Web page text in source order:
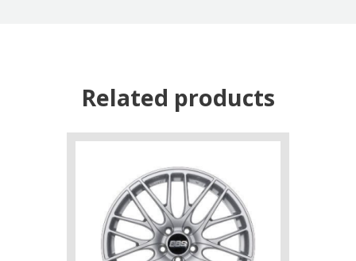
Related products